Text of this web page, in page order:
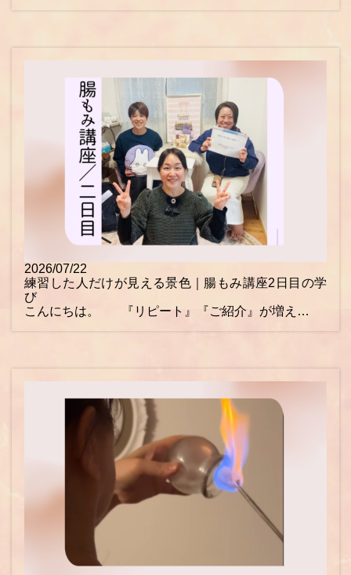
2026/07/22
練習した人だけが見える景色｜腸もみ講座2日目の学
び
こんにちは。 『リピート』『ご紹介』が増え…